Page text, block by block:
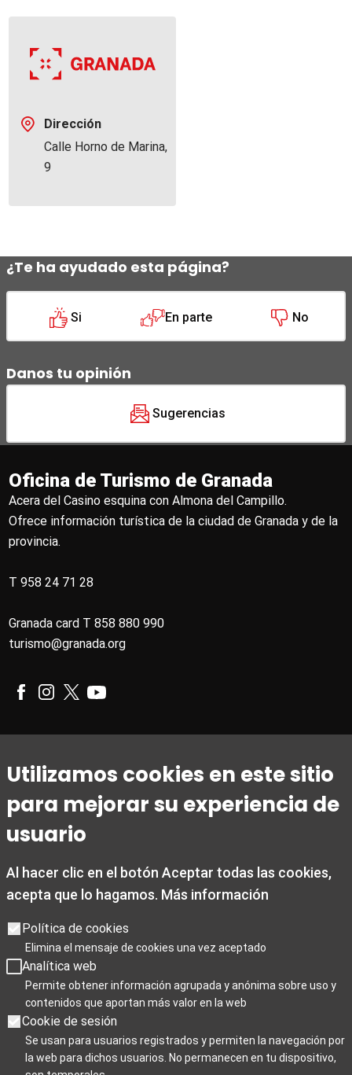
Dirección
Calle Horno de Marina,
9
¿Te ha ayudado esta página?
Si En parte No
Danos tu opinión
Sugerencias
Oficina de Turismo de Granada
Acera del Casino esquina con Almona del Campillo.
Ofrece información turística de la ciudad de Granada y de la
provincia.
T 958 24 71 28
Granada card T 858 880 990
turismo@granada.org
De 1 de marzo a 31 de octubre
De lunes a viernes de 09:00 a 20:00
Sábados de 10:00 a 14:00 y de 15:30 a 19:00
Domingos y festivos de 10:00 a 15:00
De 1 noviembre a 28 de febrero
De lunes a viernes de 09:00 a 19:00
Sábados de 10:00 a 19:00
Domingos y festivos de 10:00 a 15:00
Días de cierre 25 de Navidad, 1 de enero y 6 de enero
Para Profesionales
Utilizamos cookies en este sitio
para mejorar su experiencia de
usuario
Al hacer clic en el botón Aceptar todas las cookies,
acepta que lo hagamos. Más información
Política de cookies
Elimina el mensaje de cookies una vez aceptado
Analítica web
Permite obtener información agrupada y anónima sobre uso y
contenidos que aportan más valor en la web
Cookie de sesión
Se usan para usuarios registrados y permiten la navegación por
la web para dichos usuarios. No permanecen en tu dispositivo,